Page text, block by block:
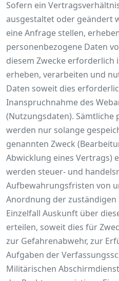
Sofern ein
ausgestaltet oder geändert
eine Anfrage stellen,
personenbezogene Daten
diesem Zwecke erforderlich
erheben, verarbeiten und
Daten soweit dies
Inanspruchnahme des
(Nutzungsdaten). Sämtliche
werden nur solange
genannten Zweck
Abwicklung eines Vertrags)
werden steuer- und
Aufbewahrungsfristen von
Anordnung der zuständigen
Einzelfall Auskunft über
erteilen, soweit dies für
zur Gefahrenabwehr, zur
Aufgaben der
Militärischen